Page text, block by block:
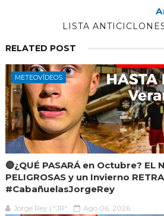
LISTA
RELATED POST
METEOVÍDEOS
🔴¿QUÉ PASARÁ en Octubre? EL
PELIGROSAS y un Invierno
#CabañuelasJorgeRey
Jorge Rey | "JR" Ago 06, 2026